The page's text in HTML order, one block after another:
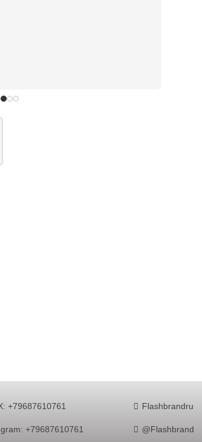
+79687610761
+79687610761
Flashbrandru
@Flashbrand